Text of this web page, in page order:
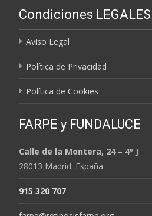
MESES
Condiciones LEGALES
Aviso Legal
Política de Privacidad
Política de Cookies
FARPE y FUNDALUCE
Calle de la Montera, 24 – 4º J
28013 Madrid. España
915 320 707